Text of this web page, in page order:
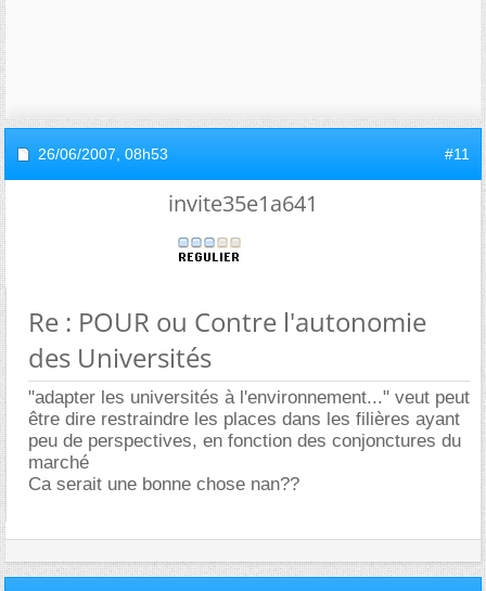
26/06/2007, 08h53 #11
invite35e1a641
Re : POUR ou Contre l'autonomie
des Universités
"adapter les universités à l'environnement..." veut peut
être dire restraindre les places dans les filières ayant
peu de perspectives, en fonction des conjonctures du
marché
Ca serait une bonne chose nan??